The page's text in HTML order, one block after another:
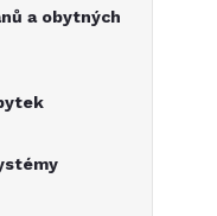
a obytných